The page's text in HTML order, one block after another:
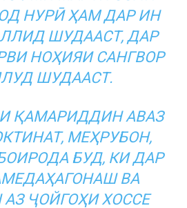
НУРӢ ҲАМ ДАР ИН
ШУДААСТ, ДАР
НОҲИЯИ САНГВОР
ШУДААСТ.
ҚАМАРИДДИН АВАЗ
МЕҲРУБОН,
БУД, КИ ДАР
ВА
ҶОЙГОҲИ ХОССЕ